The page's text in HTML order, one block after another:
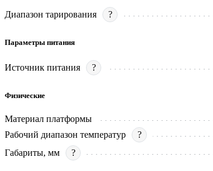
Диапазон тарирования ?
Параметры питания
Источник питания ?
Физические
Материал платформы
Рабочий диапазон температур
?
Габариты, мм
?